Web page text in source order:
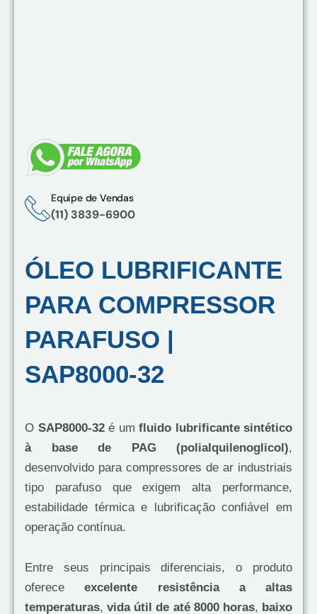
Equipe de Vendas
(11) 3839-6900
ÓLEO LUBRIFICANTE
PARA COMPRESSOR
PARAFUSO |
SAP8000-32
O SAP8000-32é um fluido lubrificante sintético
à base de PAG (polialquilenoglicol),
desenvolvido para compressores de ar industriais
tipo parafuso que exigem alta performance,
estabilidade térmica e lubrificação confiável em
operação contínua.
Entre seus principais diferenciais, o produto
ofereceexcelente resistência a altas
temperaturas,vida útil de até 8000 horas, baixo